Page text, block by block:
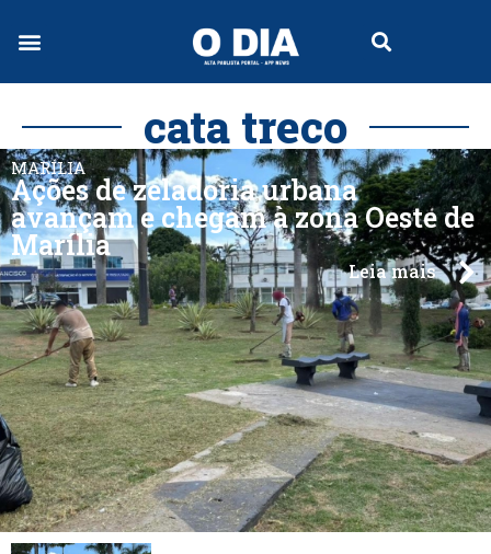
cata treco
MARÍLIA
Ações de zeladoria urbana
avançam e chegam à zona Oeste de
Marília
Leia mais